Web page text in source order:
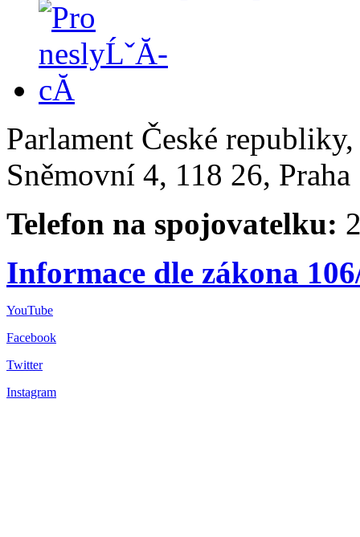
Parlament České
Sněmovní 4, 118 26,
Telefon na spojovatelku:
Informace dle zákona
YouTube
Facebook
Twitter
Instagram